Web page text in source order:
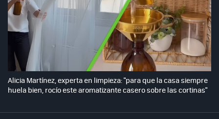
Alicia Martínez, experta en limpieza: "para que la casa siempre
huela bien, rocío este aromatizante casero sobre las cortinas"